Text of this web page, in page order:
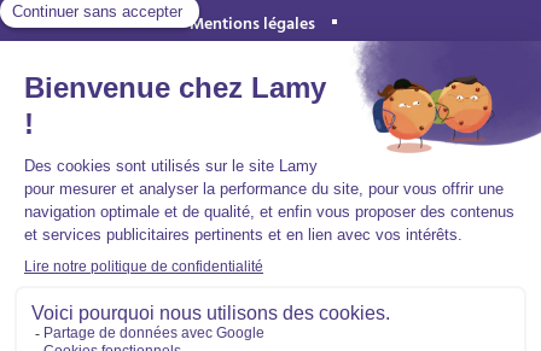
Mentions légales
Politique de protection des données personnelles
Accessibilité : partiellement conforme